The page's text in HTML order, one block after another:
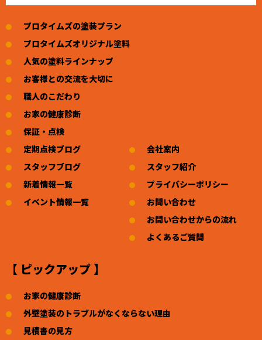
プロタイムズの塗装プラン
プロタイムズオリジナル塗料
人気の塗料ラインナップ
お客様との交流を大切に
職人のこだわり
お家の健康診断
保証・点検
定期点検ブログ
スタッフブログ
新着情報一覧
イベント情報一覧
会社案内
スタッフ紹介
プライバシーポリシー
お問い合わせ
お問い合わせからの流れ
よくあるご質問
【 ピックアップ 】
お家の健康診断
外壁塗装のトラブルがなくならない理由
見積書の見方